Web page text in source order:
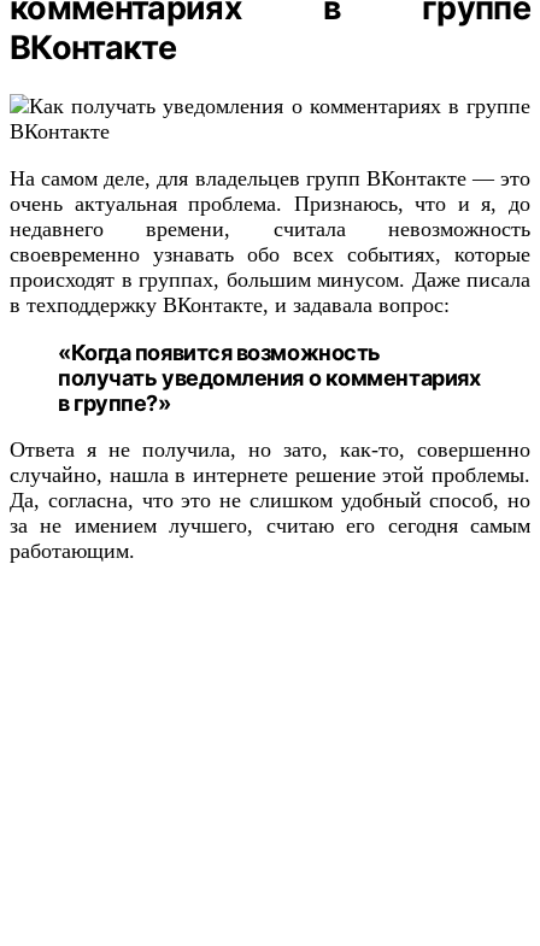
ВКонтакте
На самом деле, для владельцев групп ВКонтакте — это
очень актуальная проблема. Признаюсь, что и я, до
недавнего времени, считала невозможность
своевременно узнавать обо всех событиях, которые
происходят в группах, большим минусом. Даже писала
в техподдержку ВКонтакте, и задавала вопрос:
«Когда появится возможность
получать уведомления о комментариях
в группе?»
Ответа я не получила, но зато, как-то, совершенно
случайно, нашла в интернете решение этой проблемы.
Да, согласна, что это не слишком удобный способ, но
за не имением лучшего, считаю его сегодня самым
работающим.